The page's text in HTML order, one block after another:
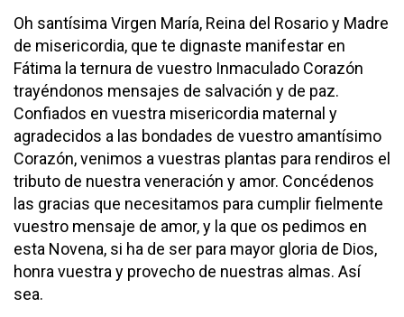
Oh santísima Virgen María, Reina del Rosario y Madre
de misericordia, que te dignaste manifestar en
Fátima la ternura de vuestro Inmaculado Corazón
trayéndonos mensajes de salvación y de paz.
Confiados en vuestra misericordia maternal y
agradecidos a las bondades de vuestro amantísimo
Corazón, venimos a vuestras plantas para rendiros el
tributo de nuestra veneración y amor. Concédenos
las gracias que necesitamos para cumplir fielmente
vuestro mensaje de amor, y la que os pedimos en
esta Novena, si ha de ser para mayor gloria de Dios,
honra vuestra y provecho de nuestras almas. Así
sea.